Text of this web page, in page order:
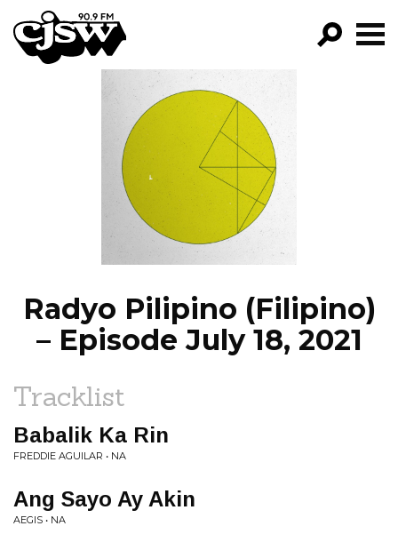
CJSW
FILTER BY:
PROGRAMS
EPISODES
NEWS
Radyo Pilipino (Filipino)
– Episode July 18, 2021
Tracklist
Babalik Ka Rin
FREDDIE AGUILAR • NA
Ang Sayo Ay Akin
AEGIS • NA